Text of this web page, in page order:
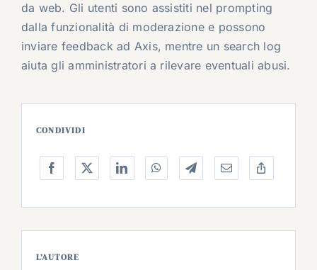
da web. Gli utenti sono assistiti nel prompting
dalla funzionalità di moderazione e possono
inviare feedback ad Axis, mentre un search log
aiuta gli amministratori a rilevare eventuali abusi.
CONDIVIDI
L’AUTORE